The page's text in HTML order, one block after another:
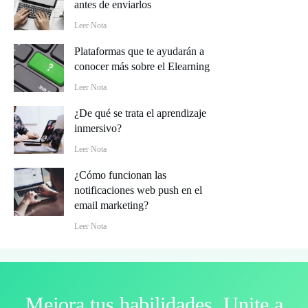
antes de enviarlos
Leer Nota
Plataformas que te ayudarán a
conocer más sobre el Elearning
Leer Nota
¿De qué se trata el aprendizaje
inmersivo?
Leer Nota
¿Cómo funcionan las
notificaciones web push en el
email marketing?
Leer Nota